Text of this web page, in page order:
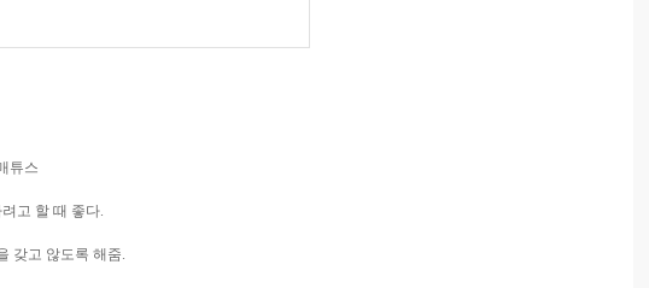
튜스
고 할 때 좋다.
갖고 않도록 해줌.